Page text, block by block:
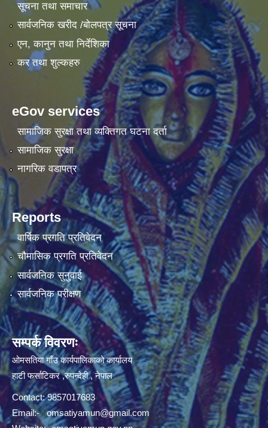
सूचना तथा समाचार
सार्वजनिक खरीद /बोलपत्र सूचना
एन, कानुन तथा निर्देशिका
कर तथा शुल्कहरु
eGov services
सामाजिक सुरक्षा तथा व्यक्तिगत घटना दर्ता
सामाजिक सुरक्षा
नागरिक वडापत्र
Reports
वार्षिक प्रगति प्रतिवेदन
चौमासिक प्रगति प्रतिवेदन
सार्वजनिक सुनुवाई
सार्वजनिक परीक्षण
सम्पर्क विवरणः
ओमसतिया गाँउ कार्यपालिकाको कार्यालय
हाटी फर्साटिकर ,रुपन्देही , नेपाल
Contact: 9857017683
Email:-omsatiyamun@gmail.com